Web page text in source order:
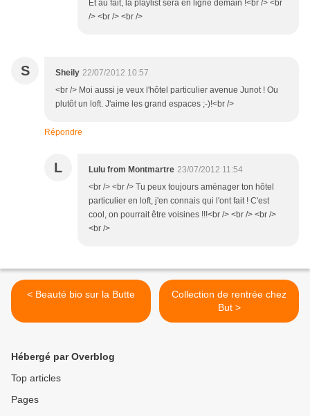
Et au fait, la playlist sera en ligne demain !<br /> <br
/> <br /> <br />
S Sheily 22/07/2012 10:57
<br /> Moi aussi je veux l'hôtel particulier avenue Junot ! Ou
plutôt un loft. J'aime les grand espaces ;-)!<br />
Répondre
L Lulu from Montmartre 23/07/2012 11:54
<br /> <br /> Tu peux toujours aménager ton hôtel
particulier en loft, j'en connais qui l'ont fait ! C'est
cool, on pourrait être voisines !!!<br /> <br /> <br />
<br />
< Beauté bio sur la Butte
Collection de rentrée chez
But >
Hébergé par Overblog
Top articles
Pages